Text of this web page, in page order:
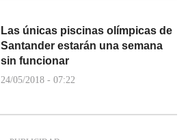
Las únicas piscinas olímpicas de
Santander estarán una semana
sin funcionar
24/05/2018 - 07:22